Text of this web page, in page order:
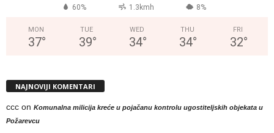
60% 1.3kmh 8%
MON
37°
TUE
39°
WED
34°
THU
34°
FRI
32°
NAJNOVIJI KOMENTARI
ccc on Komunalna milicija kreće u pojačanu kontrolu ugostiteljskih objekata u
Požarevcu